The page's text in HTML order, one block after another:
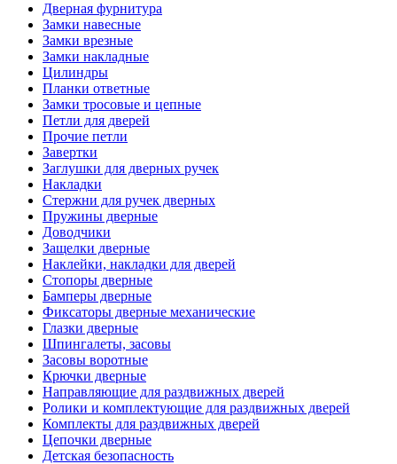
Дверная фурнитура
Замки навесные
Замки врезные
Замки накладные
Цилиндры
Планки ответные
Замки тросовые и цепные
Петли для дверей
Прочие петли
Завертки
Заглушки для дверных ручек
Накладки
Стержни для ручек дверных
Пружины дверные
Доводчики
Защелки дверные
Наклейки, накладки для дверей
Стопоры дверные
Бамперы дверные
Фиксаторы дверные механические
Глазки дверные
Шпингалеты, засовы
Засовы воротные
Крючки дверные
Направляющие для раздвижных дверей
Ролики и комплектующие для раздвижных дверей
Комплекты для раздвижных дверей
Цепочки дверные
Детская безопасность